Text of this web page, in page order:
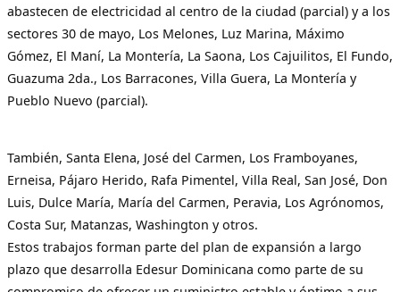
abastecen de electricidad al centro de la ciudad (parcial) y a los
sectores 30 de mayo, Los Melones, Luz Marina, Máximo
Gómez, El Maní, La Montería, La Saona, Los Cajuilitos, El Fundo,
Guazuma 2da., Los Barracones, Villa Guera, La Montería y
Pueblo Nuevo (parcial).
También, Santa Elena, José del Carmen, Los Framboyanes,
Erneisa, Pájaro Herido, Rafa Pimentel, Villa Real, San José, Don
Luis, Dulce María, María del Carmen, Peravia, Los Agrónomos,
Costa Sur, Matanzas, Washington y otros.
Estos trabajos forman parte del plan de expansión a largo
plazo que desarrolla Edesur Dominicana como parte de su